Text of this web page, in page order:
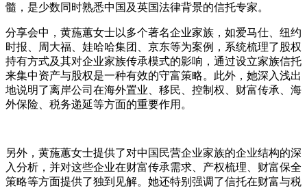
髓，是少数同时熟悉中国及英国法律背景的信托专家。
分享会中，黄葹蕙女士以多个著名企业家族，如爱马仕、纽约
时报、周大福、娃哈哈集团、京东等为案例，系统梳理了股权
持有方式及其对企业家族传承模式的影响，通过设立家族信托
来集中资产与股权是一种有效的守富策略。此外，她深入浅出
地说明了离岸公司在海外置业、移民、控制权、财富传承、海
外保险、税务递延等方面的重要作用。
另外，黄葹蕙女士提供了对中国民营企业家族的企业结构的深
入分析，并对这些企业在财富传承需求、产权梳理、财富保全
策略等方面提供了独到见解。她还特别强调了信托在财富与税